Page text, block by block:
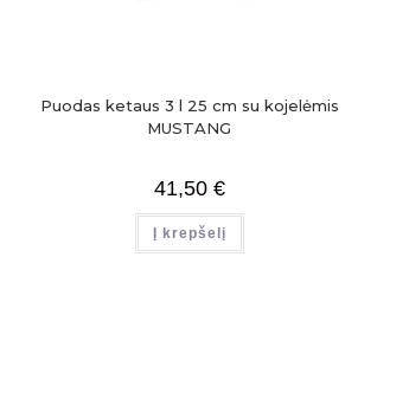
Puodas ketaus 3 l 25 cm su kojelėmis
MUSTANG
41,50 €
Į krepšelį